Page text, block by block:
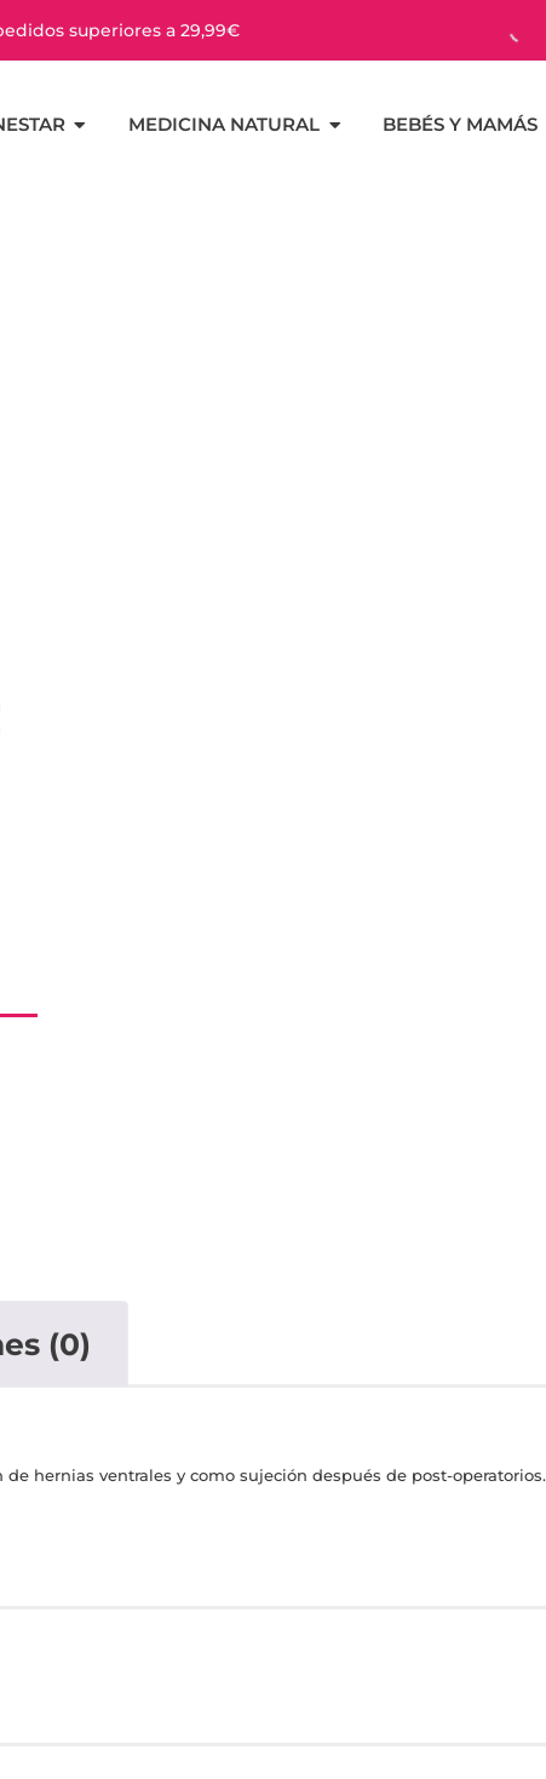
superiores a 29,99€
MEDICINA NATURAL BEBÉS Y MAMÁS
(0)
hernias ventrales y como sujeción después de post-operatorios.